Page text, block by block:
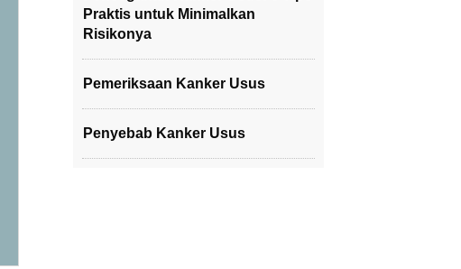
Praktis untuk Minimalkan
Risikonya
Pemeriksaan Kanker Usus
Penyebab Kanker Usus